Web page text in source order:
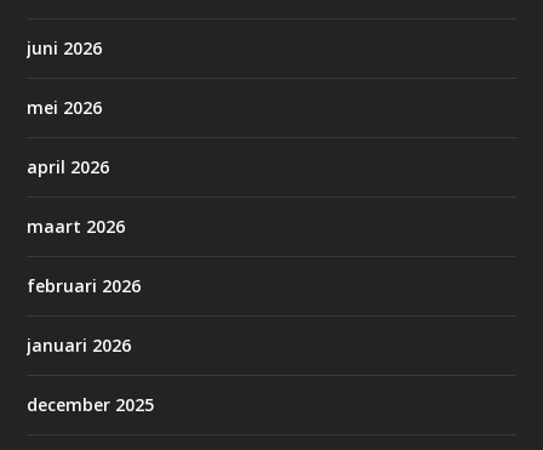
juni 2026
mei 2026
april 2026
maart 2026
februari 2026
januari 2026
december 2025